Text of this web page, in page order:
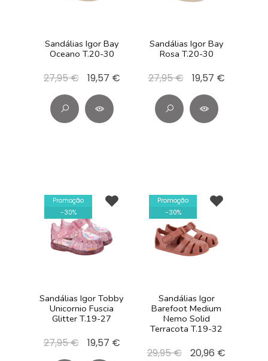
Sandálias Igor Bay
Oceano T.20-30
27,95 € 19,57 €
Sandálias Igor Bay
Rosa T.20-30
27,95 € 19,57 €
Promoção
-30%
Sandálias Igor Tobby
Unicornio Fuscia
Glitter T.19-27
27,95 € 19,57 €
Promoção
-30%
Sandálias Igor
Barefoot Medium
Nemo Solid
Terracota T.19-32
29,95 € 20,96 €